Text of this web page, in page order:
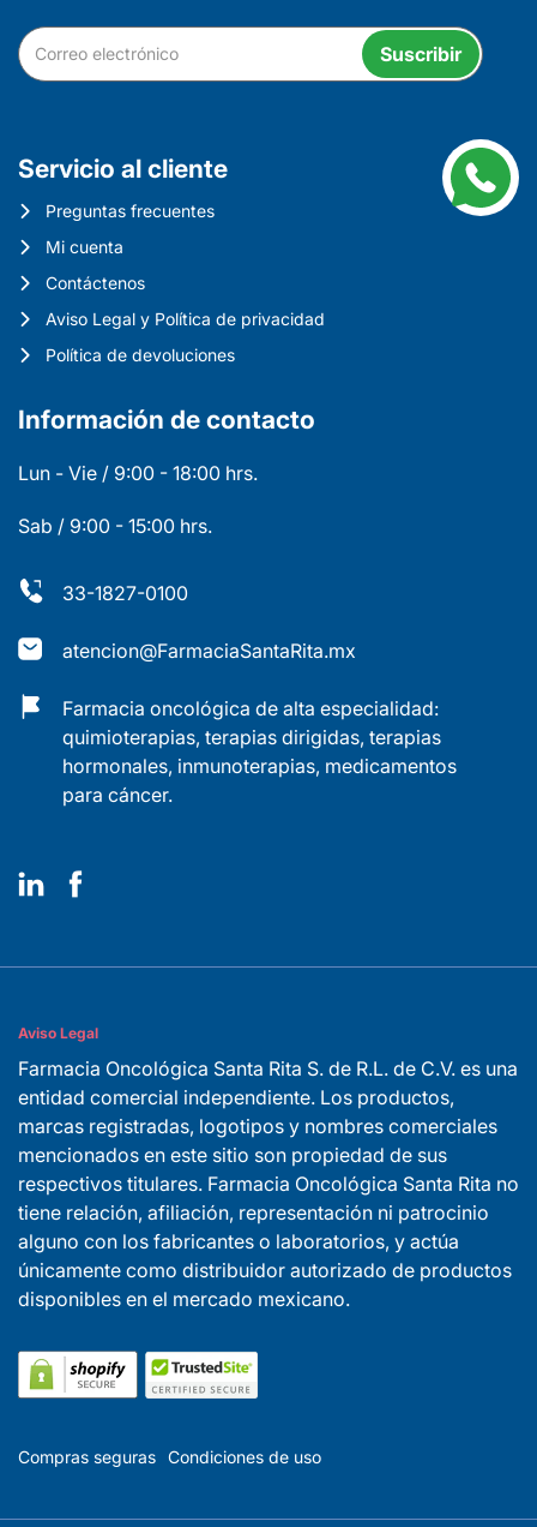
Suscribir
Servicio al cliente
Preguntas frecuentes
Mi cuenta
Contáctenos
Aviso Legal y Política de privacidad
Política de devoluciones
Información de contacto
Lun - Vie / 9:00 - 18:00 hrs.
Sab / 9:00 - 15:00 hrs.
33-1827-0100
atencion@FarmaciaSantaRita.mx
Farmacia oncológica de alta especialidad:
quimioterapias, terapias dirigidas, terapias
hormonales, inmunoterapias, medicamentos
para cáncer.
Aviso Legal
Farmacia Oncológica Santa Rita S. de R.L. de C.V. es una
entidad comercial independiente. Los productos,
marcas registradas, logotipos y nombres comerciales
mencionados en este sitio son propiedad de sus
respectivos titulares. Farmacia Oncológica Santa Rita no
tiene relación, afiliación, representación ni patrocinio
alguno con los fabricantes o laboratorios, y actúa
únicamente como distribuidor autorizado de productos
disponibles en el mercado mexicano.
Compras seguras Condiciones de uso